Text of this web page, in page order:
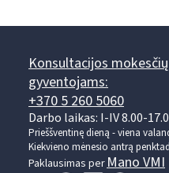
Konsultacijos
gyventojams:
+370 5 260 5060
Darbo laikas: I-IV 8.00-
Prieššventinę dieną - viena
Kiekvieno mėnesio antrą
Paklausimas per Mano VMI